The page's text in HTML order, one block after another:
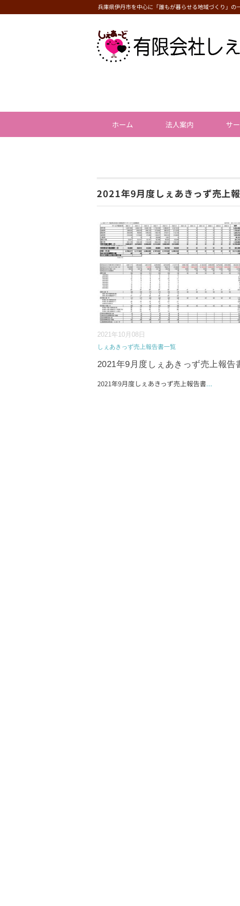
兵庫県伊丹市を中心に「誰もが暮らせる地域づくり」の
ホーム 法人案内 サ
2021年9月度しぇあきっず売上
2021年10月08日
しぇあきっず売上報告書一覧
2021年9月度しぇあきっず売上報告
2021年9月度しぇあきっず売上報告書...